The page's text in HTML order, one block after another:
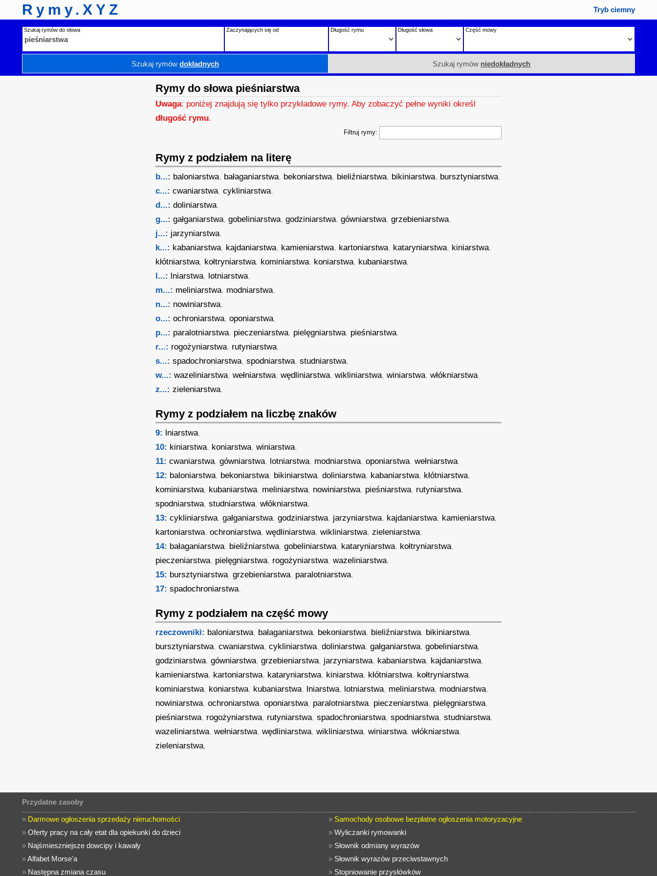
Rymy.XYZ Tryb ciemny
Szukaj rymów do słowa Zaczynających się od Długość rymu Długość słowa Część mowy
Szukaj rymówdokładnych Szukaj rymów niedokładnych
Rymy do słowa pieśniarstwa
Uwaga: poniżej znajdują się tylko przykładowe rymy. Aby zobaczyć pełne wyniki określ
długość rymu.
Filtruj rymy:
Rymy z podziałem na literę
b...: baloniarstwa, bałaganiarstwa, bekoniarstwa, bieliźniarstwa, bikiniarstwa, bursztyniarstwa,
c...: cwaniarstwa,cykliniarstwa,
d...: doliniarstwa,
g...: gałganiarstwa,gobeliniarstwa,godziniarstwa,gówniarstwa,grzebieniarstwa,
j...: jarzyniarstwa,
k...: kabaniarstwa, kajdaniarstwa, kamieniarstwa, kartoniarstwa, kataryniarstwa, kiniarstwa,
kłótniarstwa, kołtryniarstwa, kominiarstwa, koniarstwa, kubaniarstwa,
l...: lniarstwa, lotniarstwa,
m...: meliniarstwa, modniarstwa,
n...: nowiniarstwa,
o...: ochroniarstwa,oponiarstwa,
p...: paralotniarstwa, pieczeniarstwa, pielęgniarstwa, pieśniarstwa,
r...: rogożyniarstwa, rutyniarstwa,
s...: spadochroniarstwa,spodniarstwa,studniarstwa,
w...: wazeliniarstwa,wełniarstwa,wędliniarstwa,wikliniarstwa,winiarstwa,włókniarstwa,
z...: zieleniarstwa,
Rymy z podziałem na liczbę znaków
9: lniarstwa,
10: kiniarstwa, koniarstwa,winiarstwa,
11: cwaniarstwa,gówniarstwa, lotniarstwa, modniarstwa,oponiarstwa,wełniarstwa,
12: baloniarstwa, bekoniarstwa, bikiniarstwa,doliniarstwa, kabaniarstwa, kłótniarstwa,
kominiarstwa, kubaniarstwa, meliniarstwa, nowiniarstwa, pieśniarstwa, rutyniarstwa,
spodniarstwa,studniarstwa,włókniarstwa,
13: cykliniarstwa,gałganiarstwa,godziniarstwa, jarzyniarstwa, kajdaniarstwa, kamieniarstwa,
kartoniarstwa,ochroniarstwa,wędliniarstwa,wikliniarstwa,zieleniarstwa,
14: bałaganiarstwa, bieliźniarstwa,gobeliniarstwa, kataryniarstwa, kołtryniarstwa,
pieczeniarstwa, pielęgniarstwa, rogożyniarstwa,wazeliniarstwa,
15: bursztyniarstwa,grzebieniarstwa, paralotniarstwa,
17: spadochroniarstwa,
Rymy z podziałem na część mowy
rzeczowniki: baloniarstwa, bałaganiarstwa, bekoniarstwa, bieliźniarstwa, bikiniarstwa,
bursztyniarstwa,cwaniarstwa,cykliniarstwa,doliniarstwa,gałganiarstwa,gobeliniarstwa,
godziniarstwa,gówniarstwa,grzebieniarstwa, jarzyniarstwa, kabaniarstwa, kajdaniarstwa,
kamieniarstwa, kartoniarstwa, kataryniarstwa, kiniarstwa, kłótniarstwa, kołtryniarstwa,
kominiarstwa, koniarstwa, kubaniarstwa, lniarstwa, lotniarstwa, meliniarstwa, modniarstwa,
nowiniarstwa,ochroniarstwa,oponiarstwa, paralotniarstwa, pieczeniarstwa, pielęgniarstwa,
pieśniarstwa, rogożyniarstwa, rutyniarstwa,spadochroniarstwa,spodniarstwa,studniarstwa,
wazeliniarstwa,wełniarstwa,wędliniarstwa,wikliniarstwa,winiarstwa,włókniarstwa,
zieleniarstwa,
Przydatne zasoby
» Darmowe ogłoszenia sprzedaży nieruchomości » Samochody osobowe bezpłatne ogłoszenia motoryzacyjne
»Oferty pracy na cały etat dla opiekunki do dzieci » Wyliczanki rymowanki
» Najśmieszniejsze dowcipy i kawały » Słownik odmiany wyrazów
»Alfabet Morse'a » Słownik wyrazów przeciwstawnych
» Następna zmiana czasu » Stopniowanie przysłówków